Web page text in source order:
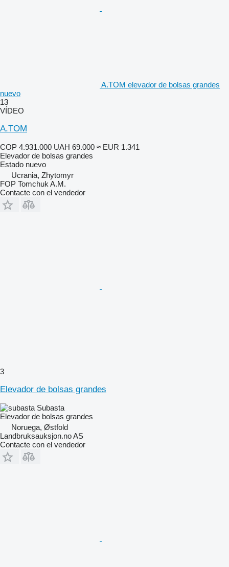
A.TOM elevador de bolsas grandes
nuevo
13
VÍDEO
A.TOM
COP 4.931.000 UAH 69.000 ≈ EUR 1.341
Elevador de bolsas grandes
Estado nuevo
Ucrania, Zhytomyr
FOP Tomchuk A.M.
Contacte con el vendedor
3
Elevador de bolsas grandes
Subasta
Elevador de bolsas grandes
Noruega, Østfold
Landbruksauksjon.no AS
Contacte con el vendedor